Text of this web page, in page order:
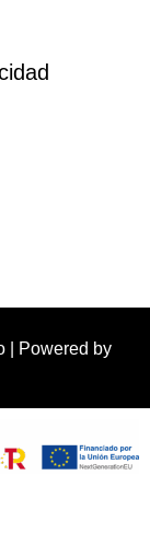
| Powered by